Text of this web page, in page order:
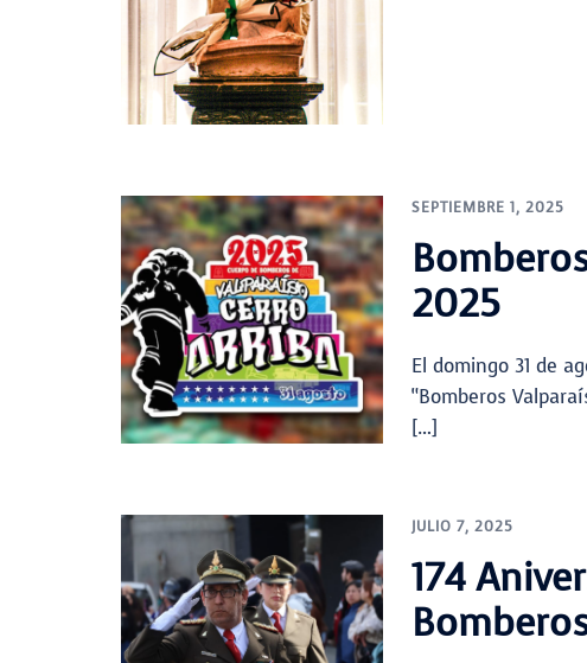
SEPTIEMBRE 1, 2025
2025
El domingo 31 de
“Bomberos
[…]
JULIO 7, 2025
174